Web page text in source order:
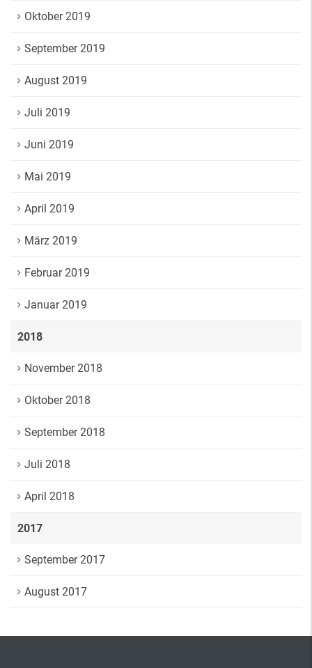
Oktober 2019
September 2019
August 2019
Juli 2019
Juni 2019
Mai 2019
April 2019
März 2019
Februar 2019
Januar 2019
2018
November 2018
Oktober 2018
September 2018
Juli 2018
April 2018
2017
September 2017
August 2017